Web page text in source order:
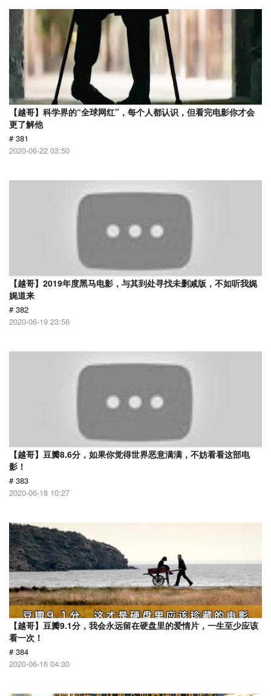
【越哥】科学界的“全球网红”，每个人都认识，但看完电影你才会
更了解他
# 381
2020-06-22 03:50
【越哥】2019年度黑马电影，与其到处寻找未删减版，不如听我娓
娓道来
# 382
2020-06-19 23:56
【越哥】豆瓣8.6分，如果你觉得世界恶意满满，不妨看看这部电
影！
# 383
2020-06-18 10:27
【越哥】豆瓣9.1分，我会永远留在硬盘里的爱情片，一生至少应该
看一次！
# 384
2020-06-16 04:30